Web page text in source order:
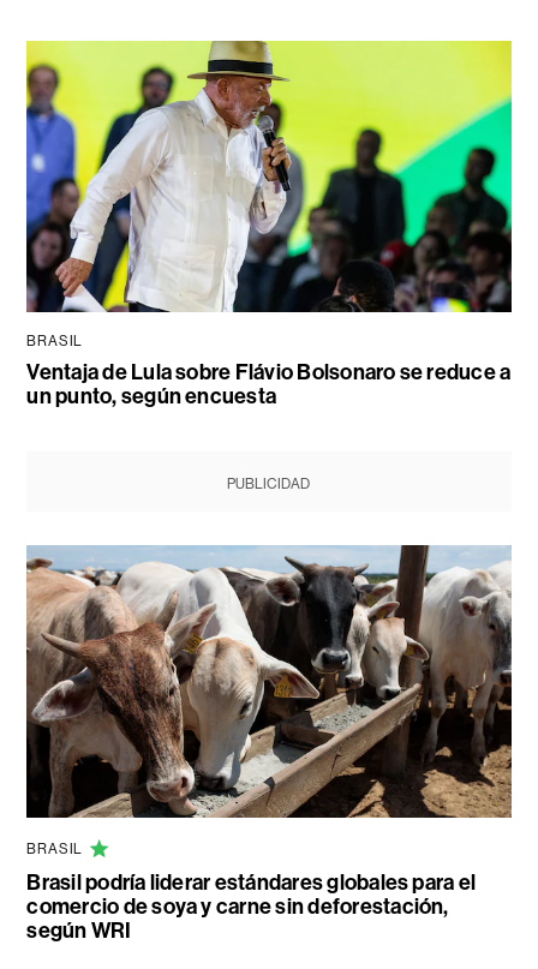
BRASIL
Ventaja de Lula sobre Flávio Bolsonaro se reduce a
un punto, según encuesta
PUBLICIDAD
BRASIL
Brasil podría liderar estándares globales para el
comercio de soya y carne sin deforestación,
según WRI